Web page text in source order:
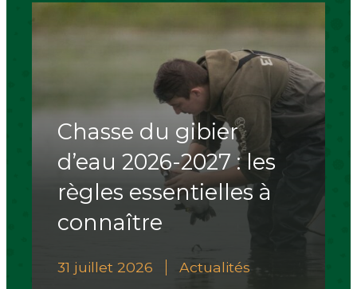
Chasse du gibier
d’eau 2026-2027 : les
règles essentielles à
connaître
31 juillet 2026 Actualités